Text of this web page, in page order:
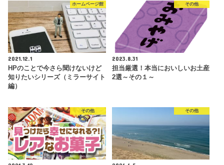
ホームページ館
2021.12.1
HPのことで今さら聞けないけど
知りたいシリーズ（ミラーサイト
編）
その他
2023.8.31
担当厳選！本当においしいお土産
2選～その１～
その他 その他